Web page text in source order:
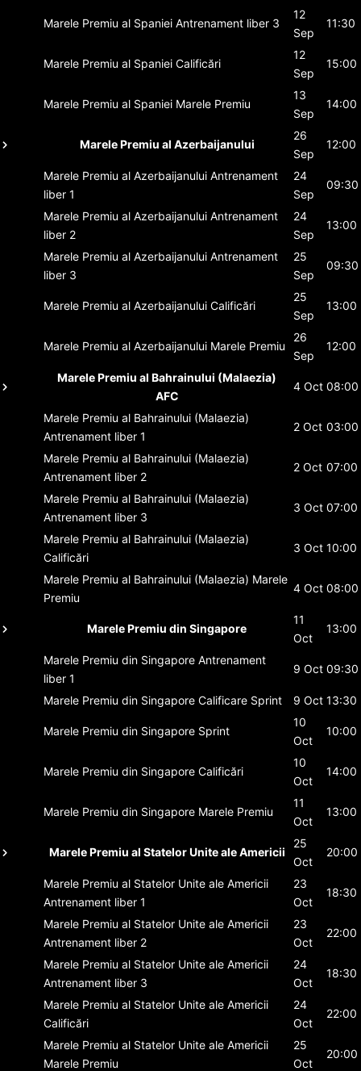
Marele Premiu al Spaniei Antrenament liber 3
12
Sep
11:30
Marele Premiu al Spaniei Calificări
12
Sep
15:00
Marele Premiu al Spaniei Marele Premiu
13
Sep
14:00
Marele Premiu al Azerbaijanului
26
Sep
12:00
Marele Premiu al Azerbaijanului Antrenament
liber 1
24
Sep
09:30
Marele Premiu al Azerbaijanului Antrenament
liber 2
24
Sep
13:00
Marele Premiu al Azerbaijanului Antrenament
liber 3
25
Sep
09:30
Marele Premiu al Azerbaijanului Calificări
25
Sep
13:00
Marele Premiu al Azerbaijanului Marele Premiu
26
Sep
12:00
Marele Premiu al Bahrainului (Malaezia)
AFC
4 Oct 08:00
Marele Premiu al Bahrainului (Malaezia)
Antrenament liber 1
2 Oct 03:00
Marele Premiu al Bahrainului (Malaezia)
Antrenament liber 2
2 Oct 07:00
Marele Premiu al Bahrainului (Malaezia)
Antrenament liber 3
3 Oct 07:00
Marele Premiu al Bahrainului (Malaezia)
Calificări
3 Oct 10:00
Marele Premiu al Bahrainului (Malaezia) Marele
Premiu
4 Oct 08:00
Marele Premiu din Singapore
11
Oct
13:00
Marele Premiu din Singapore Antrenament
liber 1
9 Oct 09:30
Marele Premiu din Singapore Calificare Sprint 9 Oct 13:30
Marele Premiu din Singapore Sprint
10
Oct
10:00
Marele Premiu din Singapore Calificări
10
Oct
14:00
Marele Premiu din Singapore Marele Premiu
11
Oct
13:00
Marele Premiu al Statelor Unite ale Americii
25
Oct
20:00
Marele Premiu al Statelor Unite ale Americii
Antrenament liber 1
23
Oct
18:30
Marele Premiu al Statelor Unite ale Americii
Antrenament liber 2
23
Oct
22:00
Marele Premiu al Statelor Unite ale Americii
Antrenament liber 3
24
Oct
18:30
Marele Premiu al Statelor Unite ale Americii
Calificări
24
Oct
22:00
Marele Premiu al Statelor Unite ale Americii
Marele Premiu
25
Oct
20:00